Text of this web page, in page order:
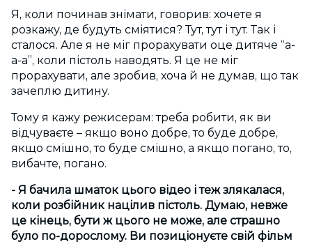
Я, коли починав знімати, говорив: хочете я
розкажу, де будуть сміятися? Тут, тут і тут. Так і
сталося. Але я не міг прорахувати оце дитяче “а-
а-а”, коли пістоль наводять. Я це не міг
прорахувати, але зробив, хоча й не думав, що так
зачеплю дитину.
Тому я кажу режисерам: треба робити, як ви
відчуваєте – якщо воно добре, то буде добре,
якщо смішно, то буде смішно, а якщо погано, то,
вибачте, погано.
- Я бачила шматок цього відео і теж злякалася,
коли розбійник націлив пістоль. Думаю, невже
це кінець, бути ж цього не може, але страшно
було по-дорослому. Ви позиціонуєте свій фільм